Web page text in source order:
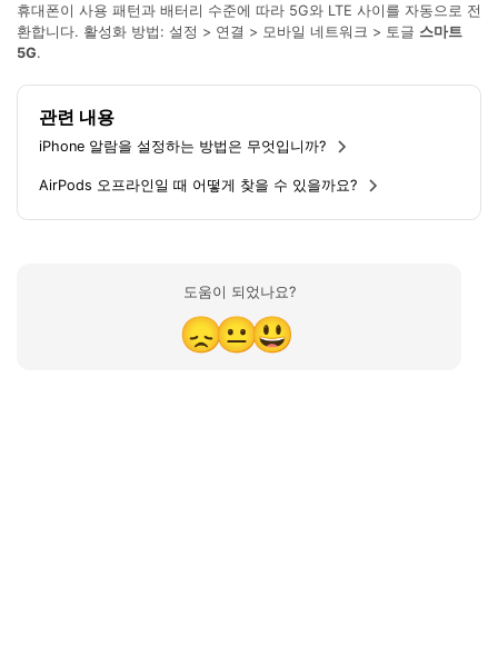
휴대폰이 사용 패턴과 배터리 수준에 따라 5G와 LTE 사이를 자동으로 전
환합니다. 활성화 방법: 설정 > 연결 > 모바일 네트워크 > 토글 스마트
5G.
관련 내용
iPhone 알람을 설정하는 방법은 무엇입니까?
AirPods 오프라인일 때 어떻게 찾을 수 있을까요?
도움이 되었나요?
😞😐😃